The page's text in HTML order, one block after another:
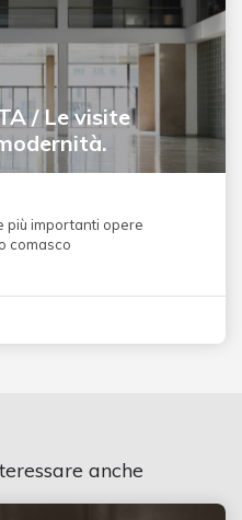
/ Le visite
più importanti opere
comasco
anche